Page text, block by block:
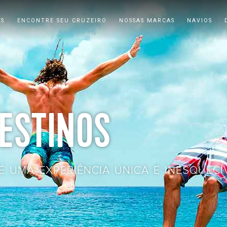
ENCONTRE SEU CRUZEIRO NOSSAS MARCAS NAVIOS
UMA EXPERIÊNCIA ÚNICA E